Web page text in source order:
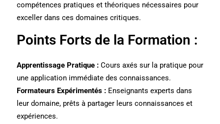
compétences pratiques et théoriques nécessaires pour
exceller dans ces domaines critiques.
Points Forts de la Formation :
Apprentissage Pratique : Cours axés sur la pratique pour
une application immédiate des connaissances.
Formateurs Expérimentés : Enseignants experts dans
leur domaine, prêts à partager leurs connaissances et
expériences.